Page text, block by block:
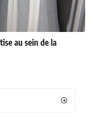
au sein de la